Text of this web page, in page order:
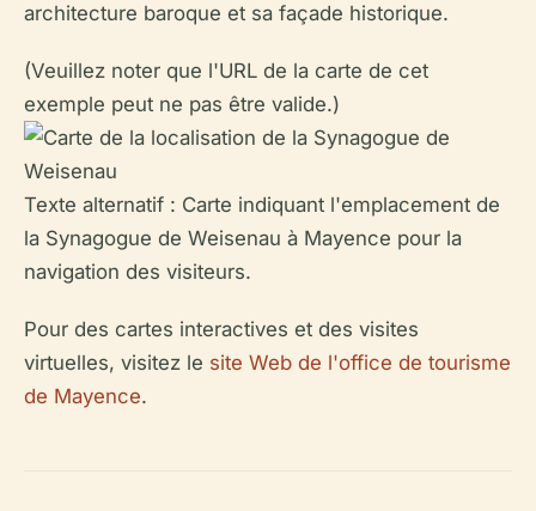
architecture baroque et sa façade historique.
(Veuillez noter que l'URL de la carte de cet
exemple peut ne pas être valide.)
Texte alternatif : Carte indiquant l'emplacement de
la Synagogue de Weisenau à Mayence pour la
navigation des visiteurs.
Pour des cartes interactives et des visites
virtuelles, visitez le site Web de l'office de tourisme
de Mayence.